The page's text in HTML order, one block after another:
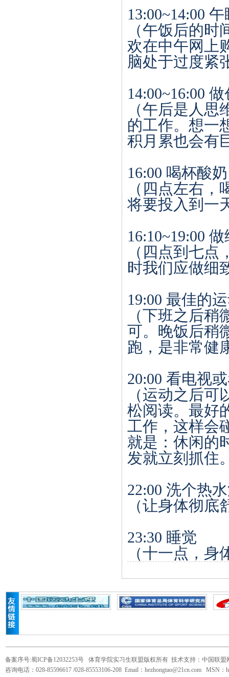
13:00~14:00 午
（午饭后的
欢在中午网上
脑处于过度紧
14:00~16:00 做
（午后是人
的工作。想一
积月累也会有
16:00 喝杯酸奶
（四点左右
将要投入到一
16:10~19:00 做
（四点到七
时我们应做细
19:00 最佳的
（下班之后
可。晚饭后稍
跑，是非常健
20:00 看电视
（运动之后
松阅读。最好
工作，这样会
就是：休闲的
发就立刻抓住
22:00 洗个热
（让身体彻底
23:30 睡觉
（十一点，
备案序号:蜀ICP备12032253号 体育学院实习生联盟版权所有 技术支持：中国联盟
咨询电话：028-85596617 /028-85553106-208 Email：hezhongtao@21cn.com MSN